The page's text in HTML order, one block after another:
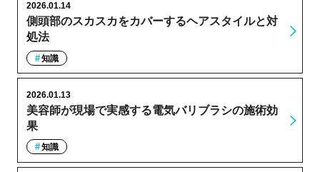
側頭部のスカスカをカバーするヘアスタイルと対
処法
2026.01.14
知識
美容師が現場で実感する電気バリブラシの施術効
果
2026.01.13
知識